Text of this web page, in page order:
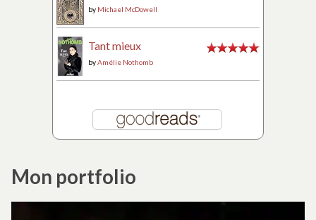
by Michael McDowell
Tant mieux
byAmélie Nothomb
Mon portfolio